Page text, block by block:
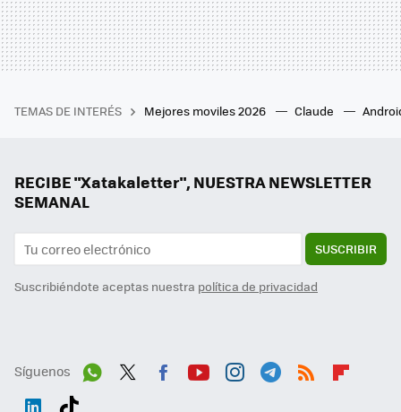
TEMAS DE INTERÉS Mejores moviles 2026 Claude
RECIBE "Xatakaletter", NUESTRA NEWSLETTER
SEMANAL
SUSCRIBIR
Suscribiéndote aceptas nuestra política de privacidad
Síguenos